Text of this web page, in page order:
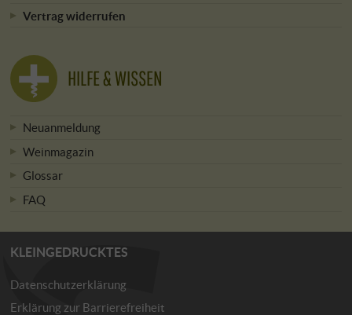
Vertrag widerrufen
HILFE & WISSEN
Neuanmeldung
Weinmagazin
Glossar
FAQ
KLEINGEDRUCKTES
Datenschutzerklärung
Erklärung zur Barrierefreiheit